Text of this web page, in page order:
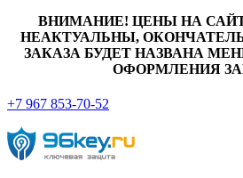
ВНИМАНИЕ! ЦЕНЫ НА
НЕАКТУАЛЬНЫ,
ЗАКАЗА БУДЕТ НАЗВАНА
ОФОРМЛЕНИЯ
+7 967 853-70-52